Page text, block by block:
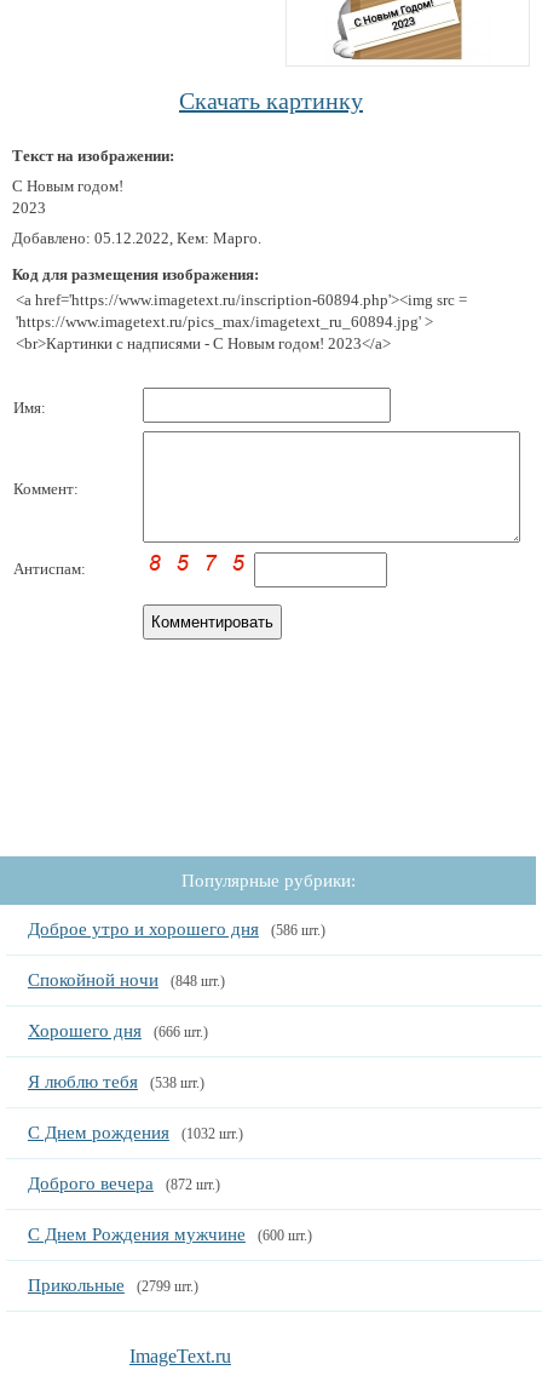
Скачать картинку
Текст на изображении:
С Новым годом!
2023
Добавлено: 05.12.2022, Кем: Марго.
Код для размещения изображения:
<a href='https://www.imagetext.ru/inscription-60894.php'><img src =
'https://www.imagetext.ru/pics_max/imagetext_ru_60894.jpg' >
<br>Картинки с надписями - С Новым годом! 2023</a>
Имя:
Коммент:
Антиспам:
Популярные рубрики:
Доброе утро и хорошего дня (586 шт.)
Спокойной ночи (848 шт.)
Хорошего дня (666 шт.)
Я люблю тебя (538 шт.)
С Днем рождения (1032 шт.)
Доброго вечера (872 шт.)
С Днем Рождения мужчине (600 шт.)
Прикольные (2799 шт.)
ImageText.ru